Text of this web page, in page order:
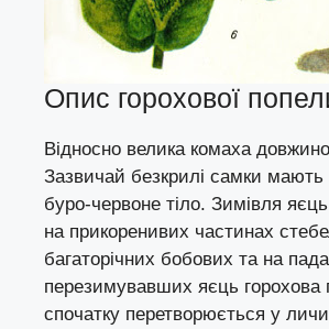
Опис горохової
Відносно велика комаха
Зазвичай безкрилі самки мають
буро-червоне тіло. Зимівля
на прикоренивих частинах
багаторічних бобових та на
перезимувавших яєць горохова
спочатку перетворюється у